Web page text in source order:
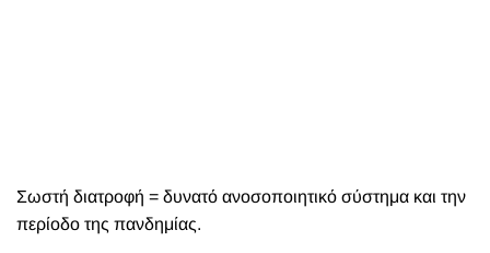
Σωστή διατροφή = δυνατό ανοσοποιητικό σύστημα και την
περίοδο της πανδημίας.